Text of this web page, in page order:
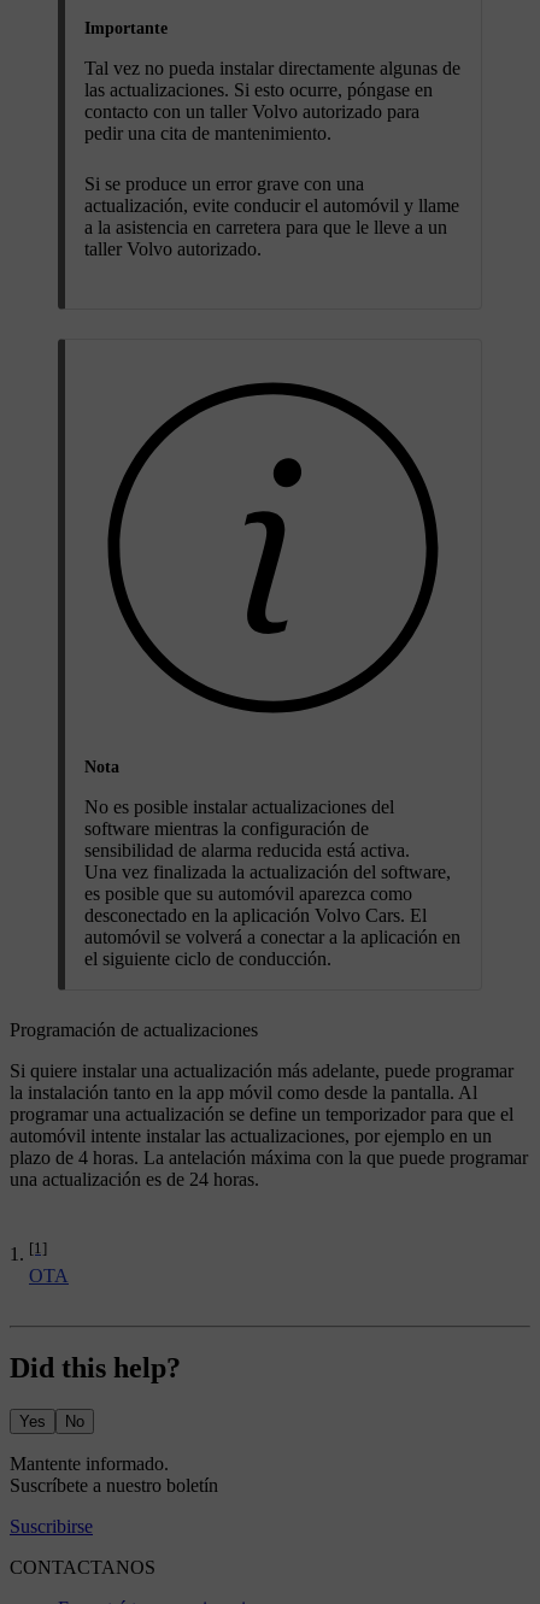
Importante
Tal vez no pueda instalar directamente algunas de
las actualizaciones. Si esto ocurre, póngase en
contacto con un taller Volvo autorizado para
pedir una cita de mantenimiento.
Si se produce un error grave con una
actualización, evite conducir el automóvil y llame
a la asistencia en carretera para que le lleve a un
taller Volvo autorizado.
Nota
No es posible instalar actualizaciones del
software mientras la configuración de
sensibilidad de alarma reducida está activa.
Una vez finalizada la actualización del software,
es posible que su automóvil aparezca como
desconectado en la aplicación Volvo Cars. El
automóvil se volverá a conectar a la aplicación en
el siguiente ciclo de conducción.
Programación de actualizaciones
Si quiere instalar una actualización más adelante, puede programar
la instalación tanto en la app móvil como desde la pantalla. Al
programar una actualización se define un temporizador para que el
automóvil intente instalar las actualizaciones, por ejemplo en un
plazo de 4 horas. La antelación máxima con la que puede programar
una actualización es de 24 horas.
[1]
OTA
Did this help?
Yes No